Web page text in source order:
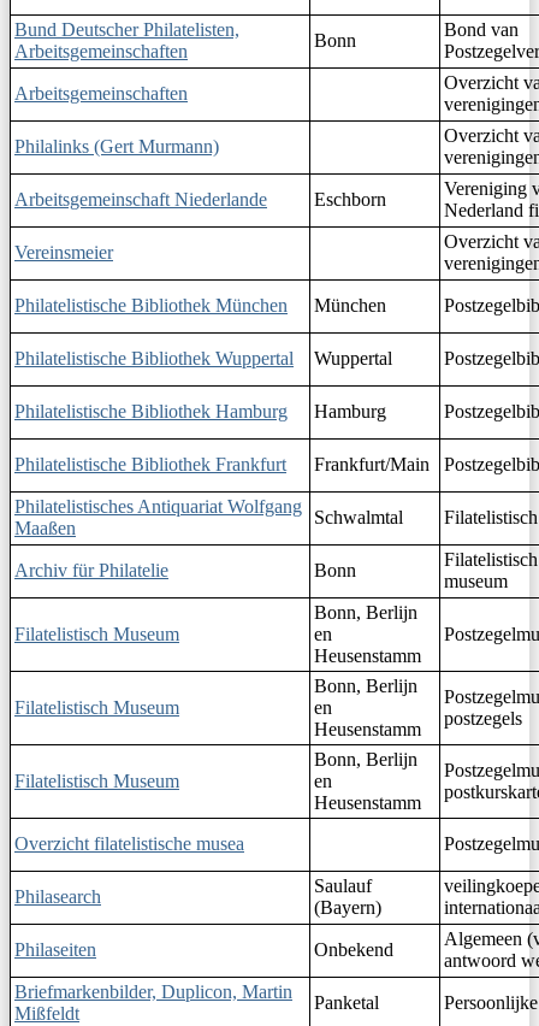
Bund Deutscher Philatelisten,
Arbeitsgemeinschaften
Bonn
Bond van
Arbeitsgemeinschaften
Overzicht
Philalinks (Gert Murmann)
Overzicht
Arbeitsgemeinschaft Niederlande Eschborn
Vereniging
Nederland
Vereinsmeier
Overzicht
Philatelistische Bibliothek München München
Philatelistische Bibliothek Wuppertal Wuppertal
Philatelistische Bibliothek Hamburg Hamburg
Philatelistische Bibliothek Frankfurt Frankfurt/Main
Philatelistisches Antiquariat Wolfgang
Maaßen
Schwalmtal
Archiv für Philatelie Bonn
museum
Filatelistisch Museum
Bonn, Berlijn
en
Heusenstamm
Filatelistisch Museum
Bonn, Berlijn
en
Heusenstamm
postzegels
Filatelistisch Museum
Bonn, Berlijn
en
Heusenstamm
Overzicht filatelistische musea
Philasearch
Saulauf
(Bayern)
Philaseiten Onbekend
Algemeen
antwoord
Briefmarkenbilder, Duplicon, Martin
Mißfeldt
Panketal